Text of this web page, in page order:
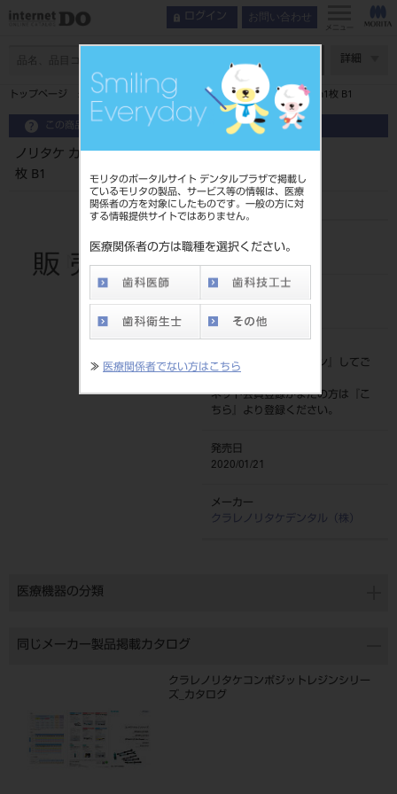
モリタのポータルサイト デンタルプラザで掲載し
ているモリタの製品、サービス等の情報は、医療
関係者の方を対象にしたものです。一般の方に対
する情報提供サイトではありません。
医療関係者の方は職種を選択ください。
≫ 医療関係者でない方はこちら
ログイン お問い合わせ
メニュー
詳細
トップページ ノリタケ カタナ ジルコニア ディスク HTML T14mm1枚 B1
この商品に関するお問い合わせ
ノリタケ カタナ ジルコニア ディスク HTML T14mm1
枚 B1
品目コード
202270610B1
価格の確認は『
ログイン
』してご
ネット会員登録がまだの方は『
こ
ちら
』より登録ください。
発売日
2020/01/21
メーカー
クラレノリタケデンタル（株）
医療機器の分類
同じメーカー製品掲載カタログ
クラレノリタケコンポジットレジンシリー
ズ_カタログ